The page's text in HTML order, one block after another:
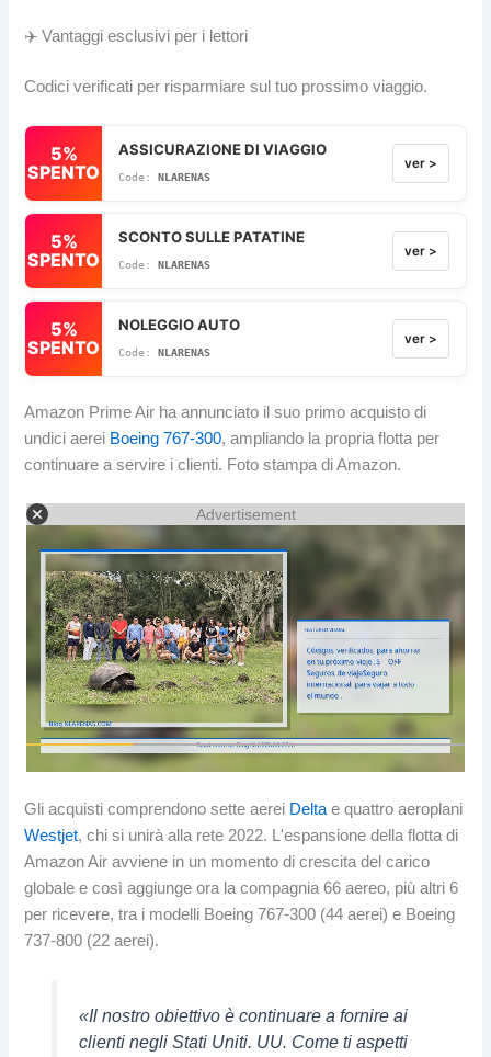
✈️ Vantaggi esclusivi per i lettori
Codici verificati per risparmiare sul tuo prossimo viaggio.
5%
SPENTO
ASSICURAZIONE DI VIAGGIO
NLARENAS
ver >
5%
SPENTO
SCONTO SULLE PATATINE
NLARENAS
ver >
5%
SPENTO
NOLEGGIO AUTO
NLARENAS
ver >
Amazon Prime Air ha annunciato il suo primo acquisto di
undici aerei Boeing 767-300, ampliando la propria flotta per
continuare a servire i clienti. Foto stampa di Amazon.
Advertisement
Gli acquisti comprendono sette aerei Delta e quattro aeroplani
Westjet, chi si unirà alla rete 2022. L'espansione della flotta di
Amazon Air avviene in un momento di crescita del carico
globale e così aggiunge ora la compagnia 66 aereo, più altri 6
per ricevere, tra i modelli Boeing 767-300 (44 aerei) e Boeing
737-800 (22 aerei).
«Il nostro obiettivo è continuare a fornire ai
clienti negli Stati Uniti. UU. Come ti aspetti